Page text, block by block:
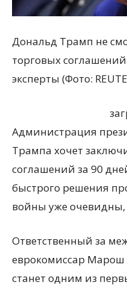
Дональд Трамп не
торговых
эксперты (Фото:
Администрация
Трампа хочет
соглашений за 90
быстрого решения
войны уже очевидны,
Ответственный за
еврокомиссар
станет одним из